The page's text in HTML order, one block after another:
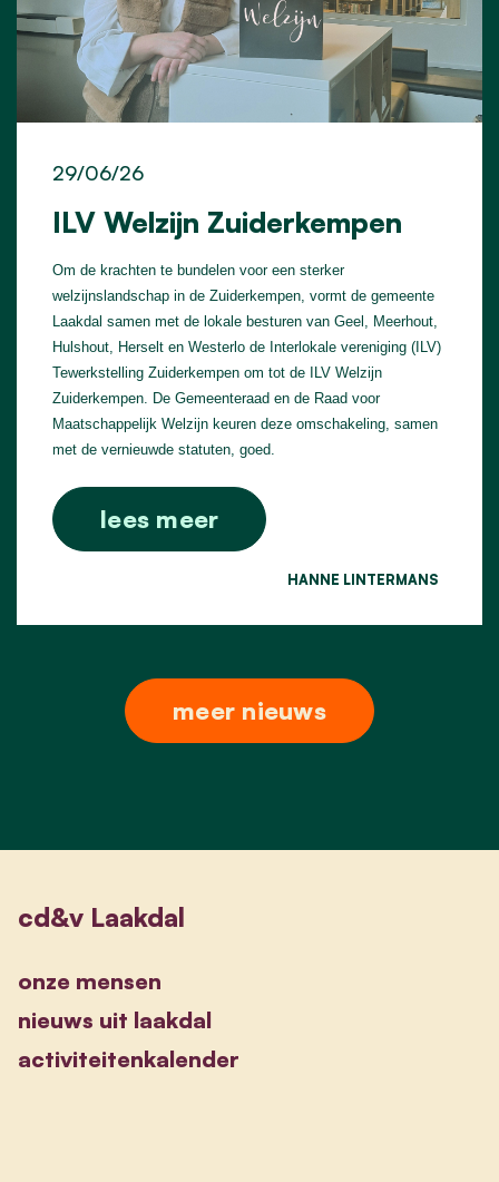
ILV Welzijn Zuiderkempen
29/06/26
Om de krachten te bundelen voor een sterker
welzijnslandschap in de Zuiderkempen, vormt de gemeente
Laakdal samen met de lokale besturen van Geel, Meerhout,
Hulshout, Herselt en Westerlo de Interlokale vereniging (ILV)
Tewerkstelling Zuiderkempen om tot de ILV Welzijn
Zuiderkempen. De Gemeenteraad en de Raad voor
Maatschappelijk Welzijn keuren deze omschakeling, samen
met de vernieuwde statuten, goed.
lees meer
HANNE LINTERMANS
meer nieuws
cd&v Laakdal
onze mensen
nieuws uit laakdal
activiteitenkalender